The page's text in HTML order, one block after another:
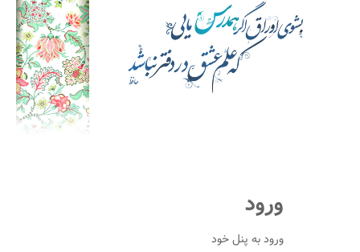
ورود
ورود به پنل خود